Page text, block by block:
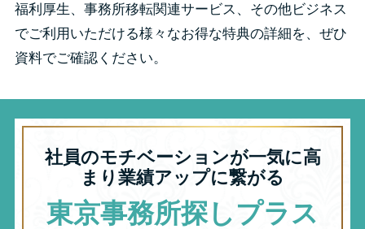
福利厚生、事務所移転関連サービス、その他ビジネス
でご利用いただける様々なお得な特典の詳細を、ぜひ
資料でご確認ください。
社員のモチベーションが一気に高
まり業績アップに繋がる
東京事務所探しプラス